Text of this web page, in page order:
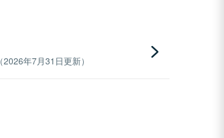
年7月31日更新）